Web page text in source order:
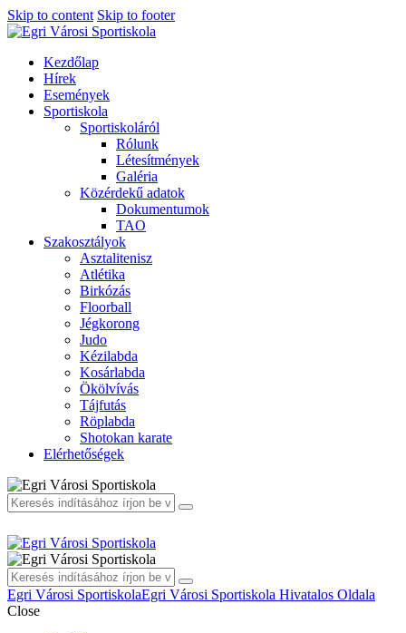
Skip to content Skip to footer
Kezdőlap
Hírek
Események
Sportiskola
Sportiskoláról
Rólunk
Létesítmények
Galéria
Közérdekű adatok
Dokumentumok
TAO
Szakosztályok
Asztalitenisz
Atlétika
Birkózás
Floorball
Jégkorong
Judo
Kézilabda
Kosárlabda
Ökölvívás
Tájfutás
Röplabda
Shotokan karate
Elérhetőségek
Egri Városi SportiskolaEgri Városi Sportiskola Hivatalos Oldala
Close